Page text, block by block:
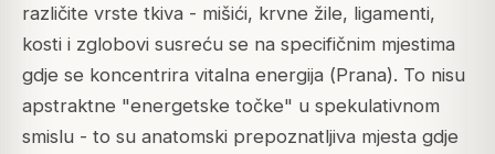
različite vrste tkiva - mišići, krvne žile, ligamenti,
kosti i zglobovi susreću se na specifičnim mjestima
gdje se koncentrira vitalna energija (Prana). To nisu
apstraktne "energetske točke" u spekulativnom
smislu - to su anatomski prepoznatljiva mjesta gdje